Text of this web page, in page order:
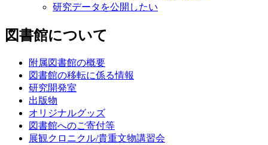
研究データを公開したい
図書館について
附属図書館の概要
図書館の移転に係る情報
研究開発室
出版物
オリジナルグッズ
図書館へのご寄付等
展観クロニクル/貴重文物講習会